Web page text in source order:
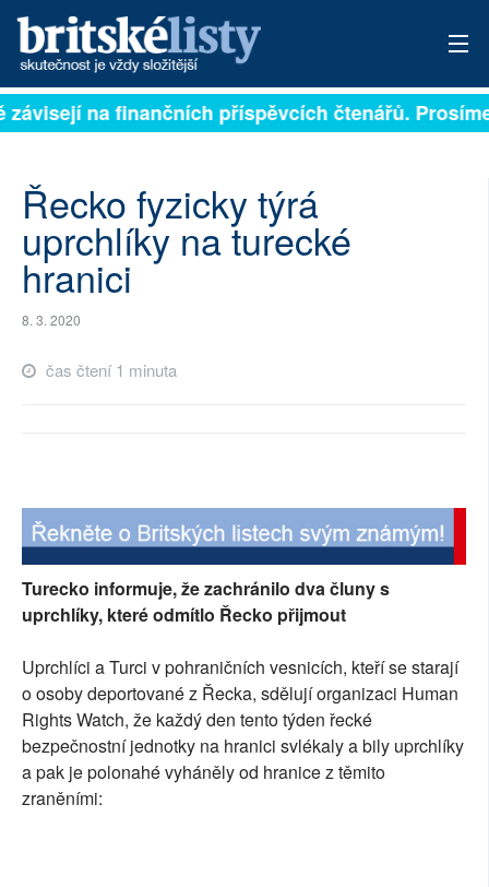
PŘIHLÁSIT
ARCHIV
ROZHOVORY
TÉMATA
NEJČTENĚJŠÍ ZA 7 DNÍ
SOCIÁLNÍ SÍTĚ
RUBRIKY
PLNÁ VERZE STRÁNEK
na finančních příspěvcích čtenářů.
Řecko fyzicky týrá
uprchlíky na turecké
hranici
8. 3. 2020
čas čtení 1 minuta
Turecko informuje, že zachránilo dva čluny s
uprchlíky, které odmítlo Řecko přijmout
Uprchlíci a Turci v pohraničních vesnicích, kteří se starají
o osoby deportované z Řecka, sdělují organizaci Human
Rights Watch, že každý den tento týden řecké
bezpečnostní jednotky na hranici svlékaly a bily uprchlíky
a pak je polonahé vyháněly od hranice z těmito
zraněními: